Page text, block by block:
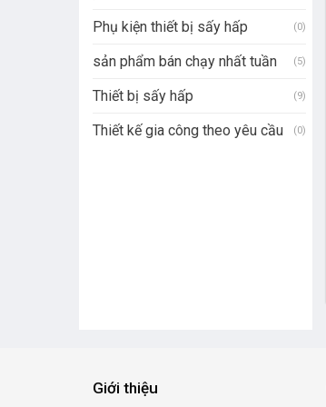
Phụ kiện thiết bị sấy hấp (0)
sản phẩm bán chạy nhất tuần (5)
Thiết bị sấy hấp (9)
Thiết kế gia công theo yêu cầu (0)
Giới thiệu